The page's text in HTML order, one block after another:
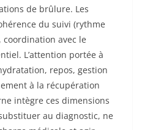
de brûlure. Les
du suivi (rythme
coordination avec le
L’attention portée à
repos, gestion
à la récupération
intègre ces dimensions
au diagnostic, ne